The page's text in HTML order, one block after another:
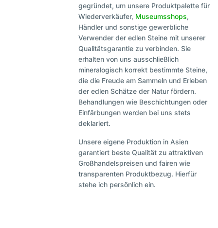
gegründet, um unsere Produktpalette für
Wiederverkäufer, Museumsshops,
Händler und sonstige gewerbliche
Verwender der edlen Steine mit unserer
Qualitätsgarantie zu verbinden. Sie
erhalten von uns ausschließlich
mineralogisch korrekt bestimmte Steine,
die die Freude am Sammeln und Erleben
der edlen Schätze der Natur fördern.
Behandlungen wie Beschichtungen oder
Einfärbungen werden bei uns stets
deklariert.
Unsere eigene Produktion in Asien
garantiert beste Qualität zu attraktiven
Großhandelspreisen und fairen wie
transparenten Produktbezug. Hierfür
stehe ich persönlich ein.